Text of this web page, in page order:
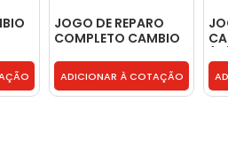
JOGO DE REPARO
COMPLETO CAMBIO
ADICIONAR À COTAÇÃO